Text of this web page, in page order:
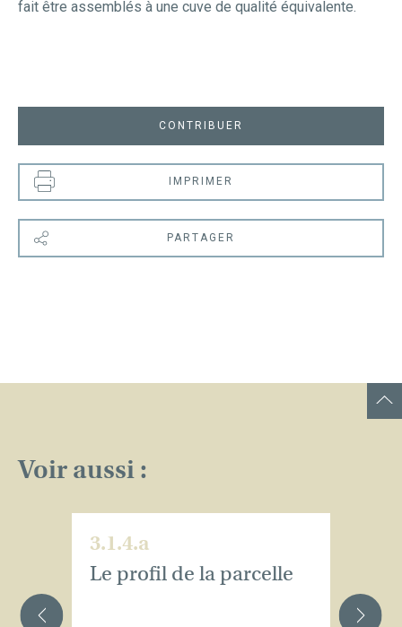
fait être assemblés à une cuve de qualité équivalente.
CONTRIBUER
IMPRIMER
PARTAGER
Voir aussi :
3.1.4.a
Le profil de la parcelle